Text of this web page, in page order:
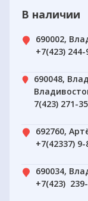
В наличии
690002,
+7(423)
690048,
7(423) 271-
692760,
+7(42337)
690034,
+7(423)